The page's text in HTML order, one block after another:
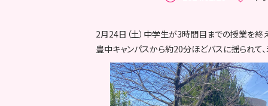
2月24日（土）中学生が3時間目までの授業を終え
豊中キャンパスから約20分ほどバスに揺られて